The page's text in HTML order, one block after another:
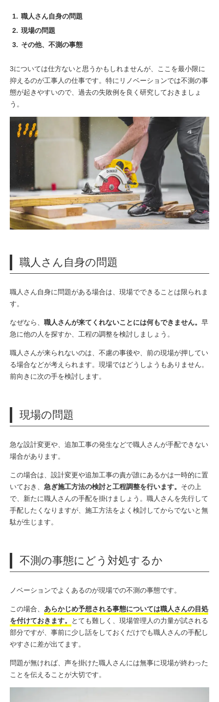
職人さん自身の問題
現場の問題
その他、不測の事態
3については仕方ないと思うかもしれませんが、ここを最小限に
抑えるのが工事人の仕事です。特にリノベーションでは不測の事
態が起きやすいので、過去の失敗例を良く研究しておきましょ
う。
職人さん自身の問題
職人さん自身に問題がある場合は、現場でできることは限られま
す。
なぜなら、 職人さんが来てくれないことには何もできません。 早
急に他の人を探すか、工程の調整を検討しましょう。
職人さんが来られないのは、不慮の事後や、前の現場が押してい
る場合などが考えられます。現場ではどうしようもありません。
前向きに次の手を検討します。
現場の問題
急な設計変更や、追加工事の発生などで職人さんが手配できない
場合があります。
この場合は、設計変更や追加工事の責が誰にあるかは一時的に置
いておき、 急ぎ施工方法の検討と工程調整を行います。 その上
で、新たに職人さんの手配を掛けましょう。 職人さんを先行して
手配したくなりますが、施工方法をよく検討してからでないと無
駄が生じます。
不測の事態にどう対処するか
ノベーションでよくあるのが現場での不測の事態です。
この場合、 あらかじめ予想される事態については職人さんの目処
を付けておきます。
とても難しく、現場管理人の力量が試される
部分ですが、事前に少し話をしておくだけでも職人さんの手配し
やすさに差が出てます。
問題が無ければ、声を掛けた職人さんには無事に現場が終わった
ことを伝えることが大切です。